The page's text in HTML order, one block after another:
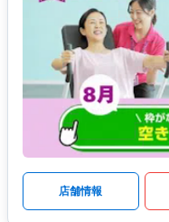
店舗情報